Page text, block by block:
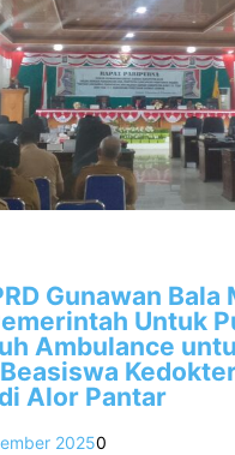
Gunawan Bala
Untuk
Ambulance
Alor Pantar
20250